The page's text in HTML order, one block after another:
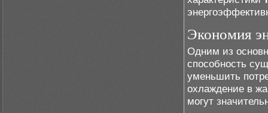
Экономия
Одним из
способность
уменьшить
охлаждение в
могут